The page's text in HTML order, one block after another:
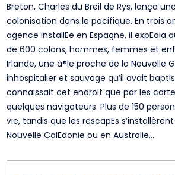
Breton, Charles du Breil de Rys, lança
colonisation dans le pacifique. En trois
agence installEe en Espagne, il expEdia
de 600 colons, hommes, femmes et
Irlande, une à®le proche de la Nouvelle
inhospitalier et sauvage qu’il avait
connaissait cet endroit que par les
quelques navigateurs. Plus de 150
vie, tandis que les rescapEs
Nouvelle CalEdonie ou en Australie…